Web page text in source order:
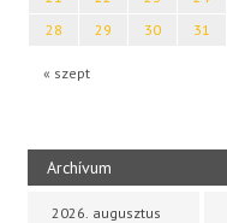
« szept
28
29 30 31
Archívum
2026. augusztus